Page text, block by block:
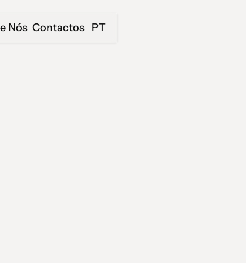
Nós Contactos PT